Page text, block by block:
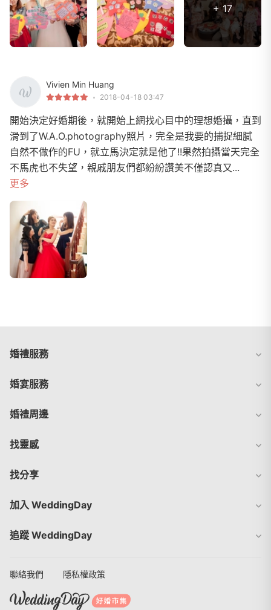
+ 17
Vivien Min Huang
2018-04-18 03:47
開始決定好婚期後，就開始上網找心目中的理想婚攝，直到
滑到了W.A.O.photography照片，完全是我要的捕捉細膩
自然不做作的FU，就立馬決定就是他了!!果然拍攝當天完全
不馬虎也不失望，親戚朋友們都紛紛讚美不僅認真又...
更多
婚禮服務
婚宴服務
婚禮周邊
找靈感
找分享
加入 WeddingDay
追蹤 WeddingDay
聯絡我們 隱私權政策